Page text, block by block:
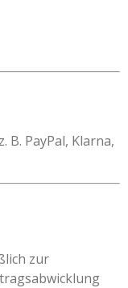
PayPal, Klarna,
zur